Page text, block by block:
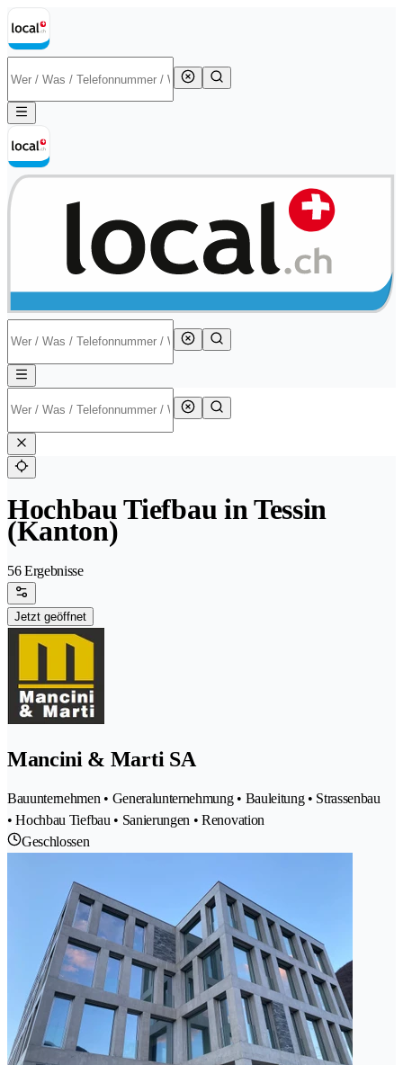
Hochbau Tiefbau in Tessin
(Kanton)
56 Ergebnisse
Jetzt geöffnet
Mancini & Marti SA
Bauunternehmen • Generalunternehmung • Bauleitung • Strassenbau
• Hochbau Tiefbau • Sanierungen • Renovation
Geschlossen